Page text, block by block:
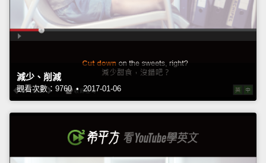
減少、削減
觀看次數：9760 • 2017-01-06